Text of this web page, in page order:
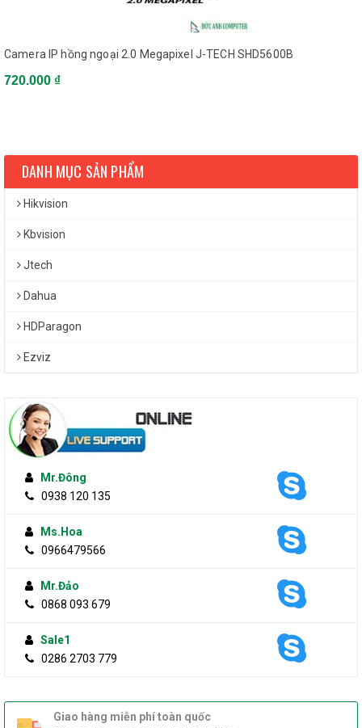
Camera IP hồng ngoại 2.0 Megapixel J-TECH SHD5600B
720.000 ₫
DANH MỤC SẢN PHẨM
Hikvision
Kbvision
Jtech
Dahua
HDParagon
Ezviz
Mr.Đông
0938 120 135
Ms.Hoa
0966479566
Mr.Đảo
0868 093 679
Sale1
0286 2703 779
Giao hàng miễn phí toàn quốc